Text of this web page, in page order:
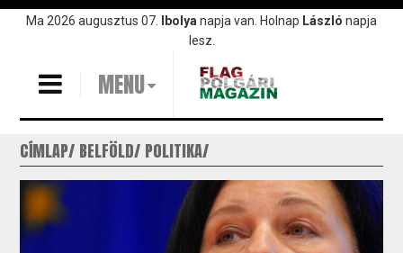
UgrásMa 2026 augusztus 07. Ibolya napja van. Holnap László napja
lesz.
MENU
CÍMLAP BELFÖLD POLITIKA